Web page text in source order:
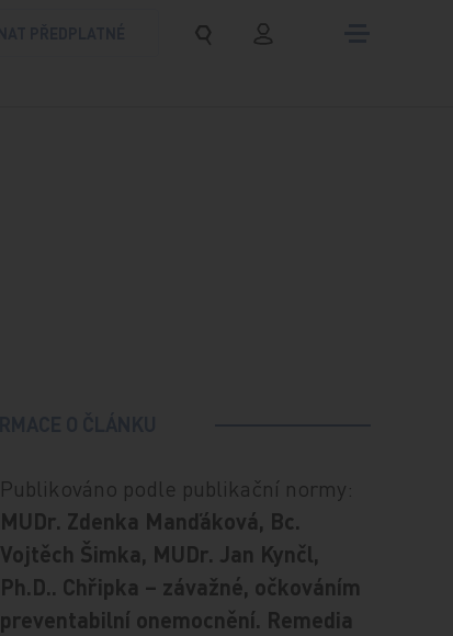
Publikováno podle publikační normy:
MUDr. Zdenka Manďáková, Bc.
Vojtěch Šimka, MUDr. Jan Kynčl,
Ph.D.. Chřipka – závažné, očkováním
preventabilní onemocnění. Remedia